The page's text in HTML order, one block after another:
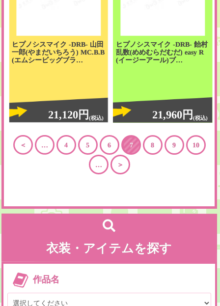
ヒプノシスマイク -DRB- 山田
一郎(やまだいちろう) MC.B.B
(エムシービッグブラ…
21,120円(税込)
ヒプノシスマイク -DRB- 飴村
乱数(めめむらだむだ) easy R
(イージーアール)ブ…
21,960円(税込)
＜ … 4 5 6 7 8 9 10
… ＞
衣装・アイテムを探す
作品名